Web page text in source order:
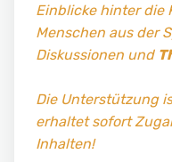
Einblicke hinter die
Menschen aus der
Diskussionen und
Die Unterstützung
erhaltet sofort
Inhalten!